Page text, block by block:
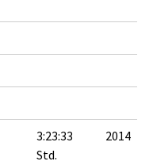
3:23:33
Std.
2014